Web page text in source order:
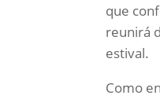
que
reunirá
estival.
Como